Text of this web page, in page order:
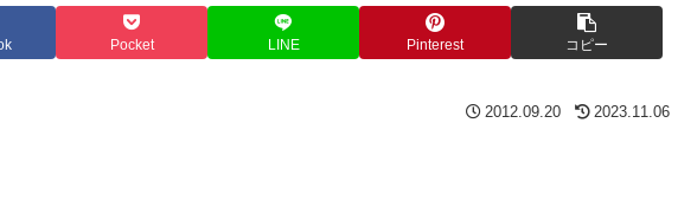
Pocket LINE Pinterest コピー
2012.09.20 2023.11.06